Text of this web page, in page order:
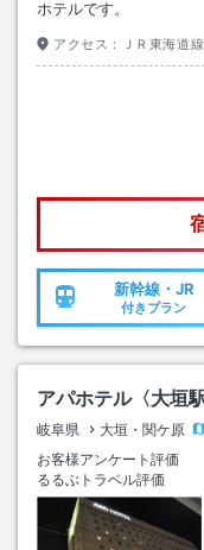
ホテルです。
アクセス： ＪＲ東海道
新幹線・JR
付きプラン
アパホテル〈大垣駅
岐阜県 大垣・関ケ原
お客様アンケート評価
るるぶトラベル評価